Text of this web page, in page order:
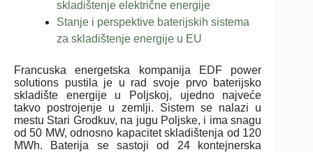
skladištenje električne energije
Stanje i perspektive baterijskih sistema
za skladištenje energije u EU
Francuska energetska kompanija EDF power
solutions pustila je u rad svoje prvo baterijsko
skladište energije u Poljskoj, ujedno najveće
takvo postrojenje u zemlji. Sistem se nalazi u
mestu Stari Grodkuv, na jugu Poljske, i ima snagu
od 50 MW, odnosno kapacitet skladištenja od 120
MWh. Baterija se sastoji od 24 kontejnerska